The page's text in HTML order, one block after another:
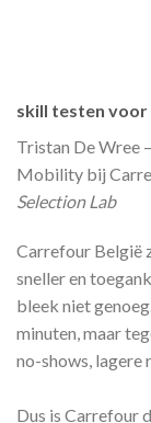
skill testen voor
Tristan De Wree
Mobility bij
Selection Lab
Carrefour België
sneller en
bleek niet
minuten, maar
no-shows, lagere
Dus is Carrefour